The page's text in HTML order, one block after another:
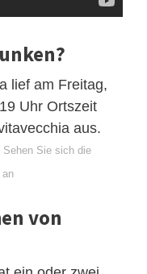
lief am Freitag,
Uhr Ortszeit
aus.
Sehen Sie sich die
an
von